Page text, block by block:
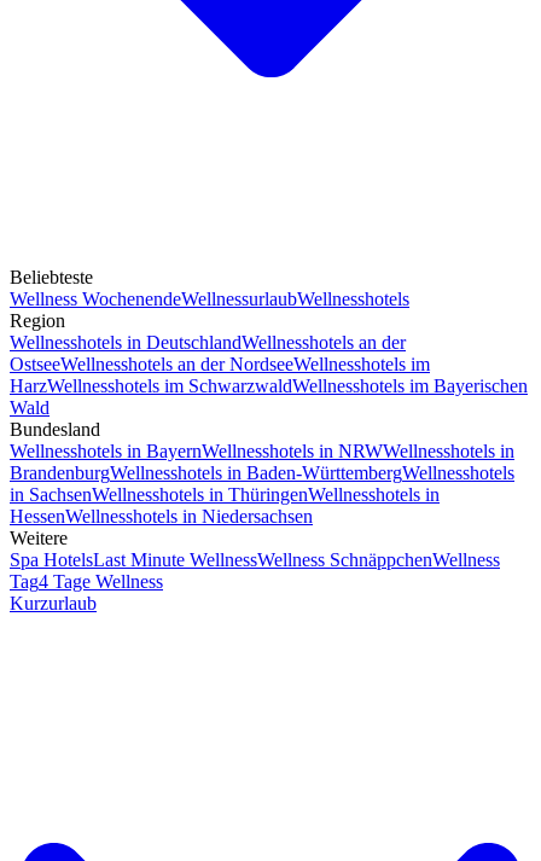
Beliebteste
Wellness WochenendeWellnessurlaubWellnesshotels
Region
Wellnesshotels in DeutschlandWellnesshotels an der
OstseeWellnesshotels an der NordseeWellnesshotels im
HarzWellnesshotels im SchwarzwaldWellnesshotels im Bayerischen
Wald
Bundesland
Wellnesshotels in BayernWellnesshotels in NRWWellnesshotels in
BrandenburgWellnesshotels in Baden-WürttembergWellnesshotels
in SachsenWellnesshotels in ThüringenWellnesshotels in
HessenWellnesshotels in Niedersachsen
Weitere
Spa HotelsLast Minute WellnessWellness SchnäppchenWellness
Tag4 Tage Wellness
Kurzurlaub